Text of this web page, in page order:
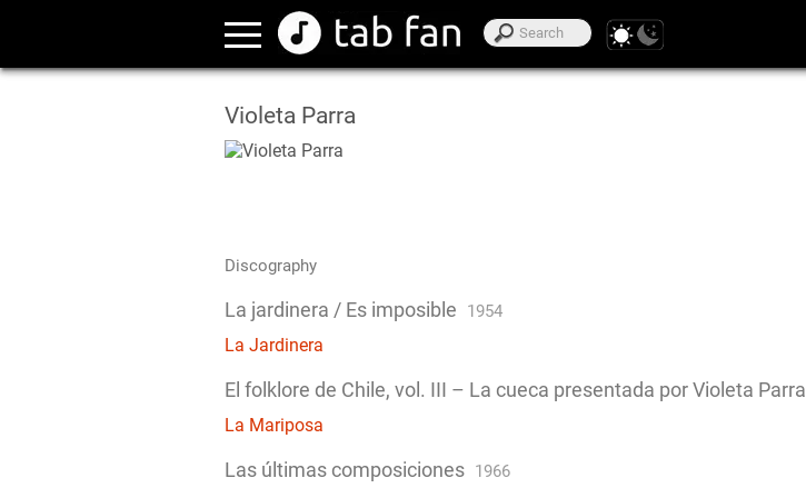
Violeta Parra
Discography
La jardinera / Es imposible 1954
La Jardinera
El folklore de Chile, vol. III – La cueca presentada por Violeta Parra
La Mariposa
Las últimas composiciones 1966